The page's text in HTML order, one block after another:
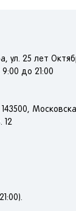
ул. 25 лет
до 21:00
12